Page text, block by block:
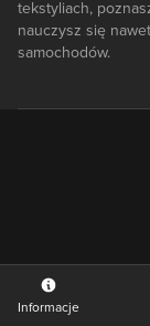
tekstyliach,
nauczysz się
samochodów.
Informacje